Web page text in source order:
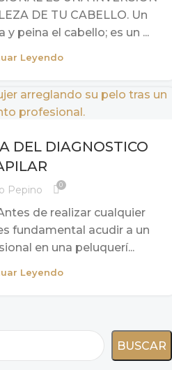
DE TU CABELLO. Un
peina el cabello; es un ...
Leyendo
DEL DIAGNOSTICO
Pepino 0
de realizar cualquier
fundamental acudir a un
en una peluquerí...
Leyendo
BUSCAR